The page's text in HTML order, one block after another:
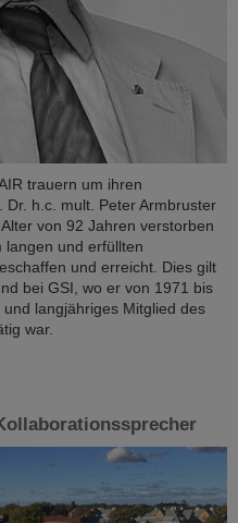
trauern um ihren
h.c. mult. Peter Armbruster
von 92 Jahren verstorben
langen und erfüllten
und erreicht. Dies gilt
bei GSI, wo er von 1971 bis
langjähriges Mitglied des
war.